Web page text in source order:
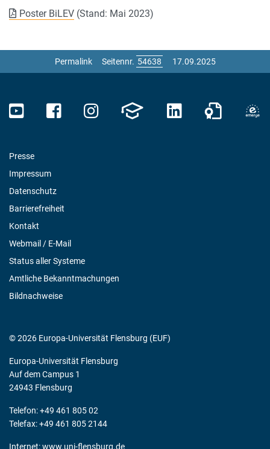
Poster BiLEV(Stand: Mai 2023)
Permalink Seitennr. 17.09.2025
Presse
Impressum
Datenschutz
Barrierefreiheit
Kontakt
Webmail / E-Mail
Status aller Systeme
Amtliche Bekanntmachungen
Bildnachweise
© 2026 Europa-Universität Flensburg (EUF)
Europa-Universität Flensburg
Auf dem Campus 1
24943 Flensburg
Telefon: +49 461 805 02
Telefax: +49 461 805 2144
Internet:www.uni-flensburg.de